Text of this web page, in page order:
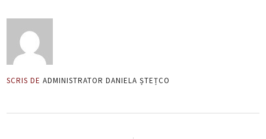
SCRIS DE ADMINISTRATOR DANIELA ȘTEȚCO